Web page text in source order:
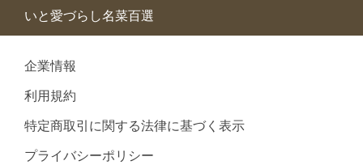
いと愛づらし名菜百選
企業情報
利用規約
特定商取引に関する法律に基づく表示
プライバシーポリシー